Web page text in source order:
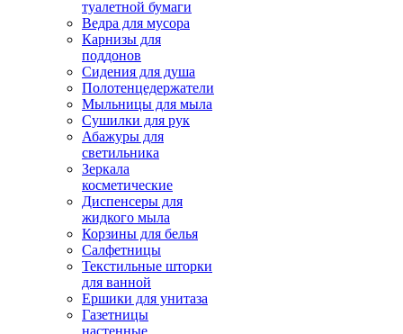
туалетной бумаги
Ведра для мусора
Карнизы для
поддонов
Сидения для душа
Полотенцедержатели
Мыльницы для мыла
Сушилки для рук
Абажуры для
светильника
Зеркала
косметические
Диспенсеры для
жидкого мыла
Корзины для белья
Салфетницы
Текстильные шторки
для ванной
Ершики для унитаза
Газетницы
настенные